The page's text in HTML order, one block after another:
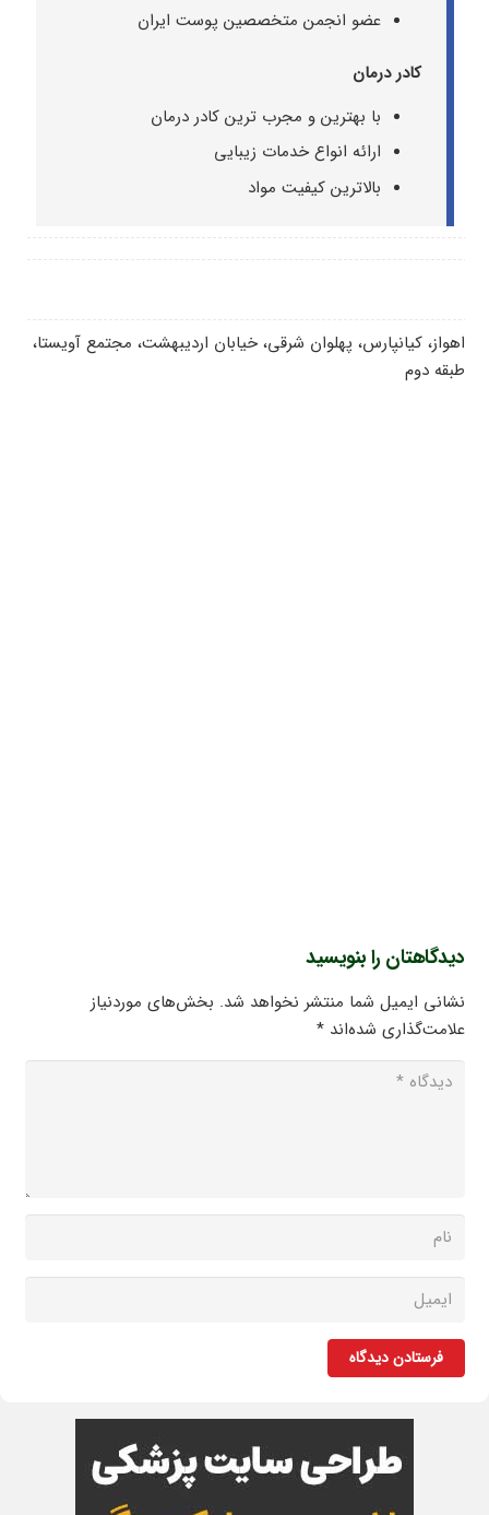
عضو انجمن متخصصین پوست ایران
کادر درمان
با بهترین و مجرب ترین کادر درمان
ارائه انواع خدمات زیبایی
بالاترین کیفیت مواد
اهواز، کیانپارس، پهلوان شرقی، خیابان اردیبهشت، مجتمع آویستا،
طبقه دوم
دیدگاهتان را بنویسید
نشانی ایمیل شما منتشر نخواهد شد. بخش‌های موردنیاز
علامت‌گذاری شده‌اند*
فرستادن دیدگاه